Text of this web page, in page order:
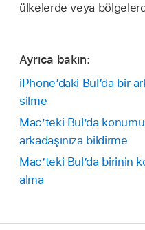
ülkelerde veya
Ayrıca bakın:
iPhone’daki Bul’da bir
silme
Mac’teki Bul’da
arkadaşınıza bildirme
Mac’teki Bul’da birinin
alma